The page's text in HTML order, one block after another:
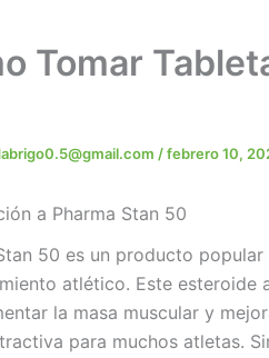
Tomar
/febrero 10,
a Pharma Stan 50
50 es un producto
atlético. Este
la masa muscular y
para muchos atletas.